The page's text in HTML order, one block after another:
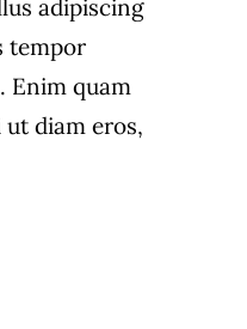
adipiscing
tempor
Enim quam
diam eros,